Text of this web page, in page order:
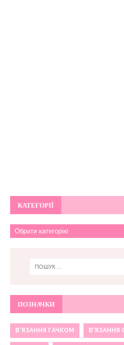
КАТЕГОРІЇ
ПОЗНАЧКИ
В'ЯЗАННЯ ГАЧКОМ В'ЯЗАННЯ